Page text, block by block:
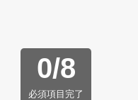
0/8
必須項目完了